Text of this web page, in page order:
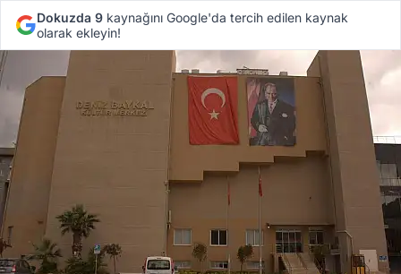
Dokuzda 9 kaynağını Google'da tercih edilen kaynak
olarak ekleyin!